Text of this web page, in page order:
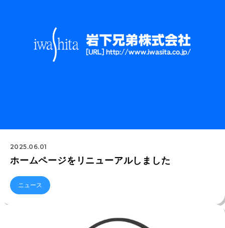
2025.06.01
ホームページをリニューアルしました
ニュース